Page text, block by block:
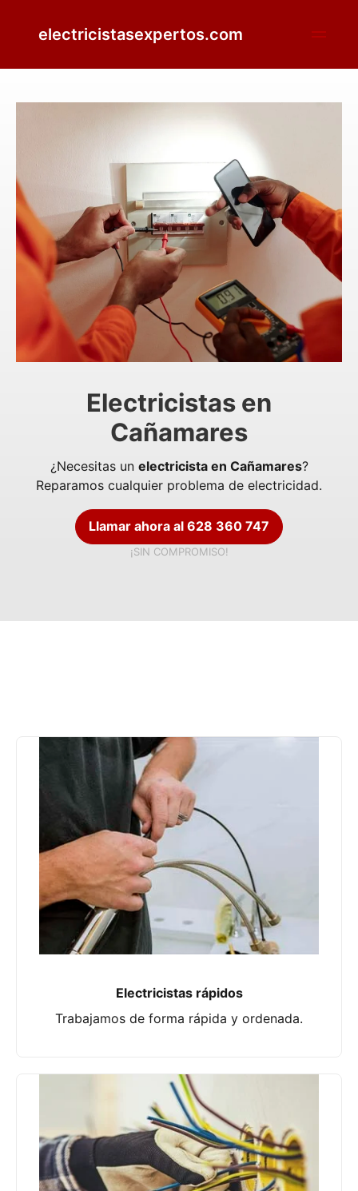
electricistasexpertos.com
Electricistas en
Cañamares
¿Necesitas un electricista en Cañamares?
Reparamos cualquier problema de electricidad.
Llamar ahora al 628 360 747
¡SIN COMPROMISO!
Electricistas rápidos
Trabajamos de forma rápida y ordenada.